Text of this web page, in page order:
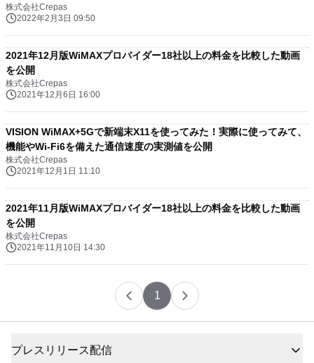
株式会社Crepas
2022年2月3日 09:50
2021年12月版WiMAXプロバイダー18社以上の料金を比較した動画
を公開
株式会社Crepas
2021年12月6日 16:00
VISION WiMAX+5Gで新端末X11を使ってみた！実際に使ってみて、
機能やWi-Fi6を備えた通信速度の実測値を公開
株式会社Crepas
2021年12月1日 11:10
2021年11月版WiMAXプロバイダー18社以上の料金を比較した動画
を公開
株式会社Crepas
2021年11月10日 14:30
1
プレスリリース配信